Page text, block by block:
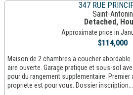
347 RUE
Saint-Antonin
Detached,
Approximate price in
$114,000
Maison de 2 chambres a coucher
aire ouverte. Garage pratique et sous-sol
pour du rangement supplementaire.
propriete est pour vous. Dossier